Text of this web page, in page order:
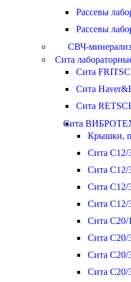
Рассевы
Рассевы
СВЧ-
Сита
Сита
Сита
Сита
Сита
Крышки,
Сита С12/
Сита С12/
Сита С12/
Сита С12/
Сита С20/
Сита С20/
Сита С20/
Сита С20/